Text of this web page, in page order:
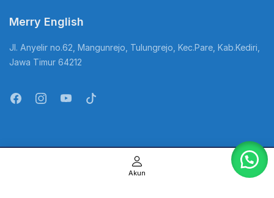
Merry English
Jl. Anyelir no.62, Mangunrejo, Tulungrejo, Kec.Pare, Kab.Kediri,
Jawa Timur 64212
@Copyright Kampung Inggris. All Rights Reserved
Akun